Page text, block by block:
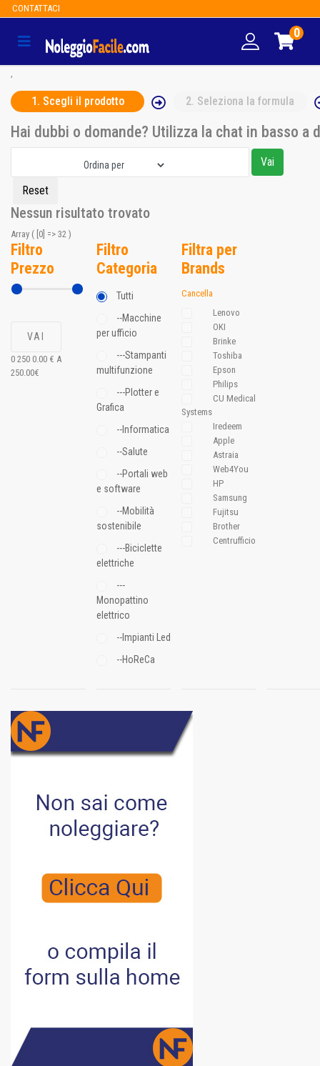
CONTATTACI
0
,
1. Scegli il prodotto 2. Seleziona la formula
Hai dubbi o domande? Utilizza la chat in basso a
Nessun risultato trovato
Array ( [0] => 32 )
Filtro
Prezzo
0 250 0.00 € A
250.00€
Filtro
Categoria
Tutti
--Macchine
per ufficio
---Stampanti
multifunzione
---Plotter e
Grafica
--Informatica
--Salute
--Portali web
e software
--Mobilità
sostenibile
---Biciclette
elettriche
---
Monopattino
elettrico
--Impianti Led
--HoReCa
Filtra per
Brands
Cancella
Lenovo
OKI
Brinke
Toshiba
Epson
Philips
CU Medical
Systems
Iredeem
Apple
Astraia
Web4You
HP
Samsung
Fujitsu
Brother
Centrufficio